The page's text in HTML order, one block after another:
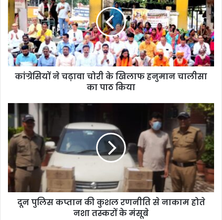
कांग्रेसियों ने चढ़ावा चोरी के खिलाफ हनुमान चालीसा
का पाठ किया
दून पुलिस कप्तान की कुशल रणनीति से नाकाम होते
नशा तस्करों के मंसूबे